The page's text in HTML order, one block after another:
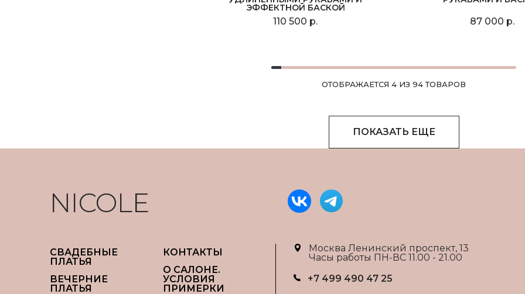
ЭФФЕКТНОЙ БАСКОЙ
110 500 р. 87 000 р.
ОТОБРАЖАЕТСЯ 4 ИЗ 94 ТОВАРОВ
ПОКАЗАТЬ ЕЩЕ
NICOLE
СВАДЕБНЫЕ
ПЛАТЬЯ
ВЕЧЕРНИЕ
ПЛАТЬЯ
КОНТАКТЫ
О САЛОНЕ.
УСЛОВИЯ
ПРИМЕРКИ
Москва Ленинский проспект, 13
Часы работы ПН-ВС 11.00 - 21.00
+7 499 490 47 25